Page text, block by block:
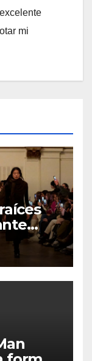
mi
Week a